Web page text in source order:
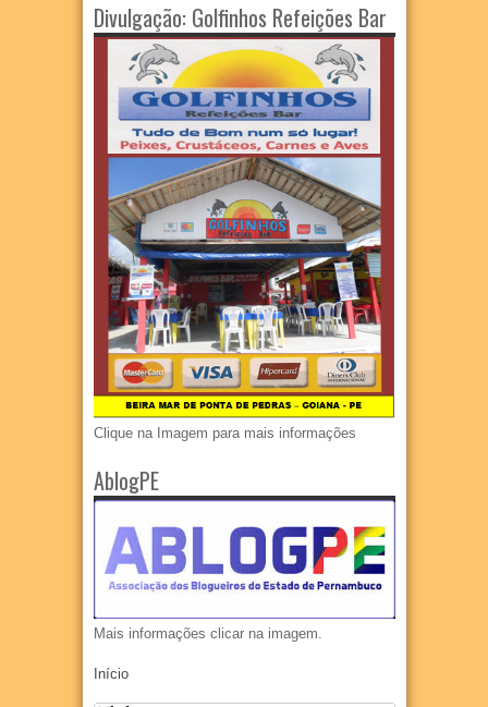
Divulgação: Golfinhos Refeições Bar
Clique na Imagem para mais informações
AblogPE
Mais informações clicar na imagem.
Início